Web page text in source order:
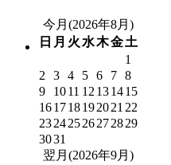
今月(2026年8月)
日 月 火 水木金土
1
2
3 4 5 6 7 8
9
1011 12 131415
161718192021 22
23242526272829
3031
翌月(2026年9月)